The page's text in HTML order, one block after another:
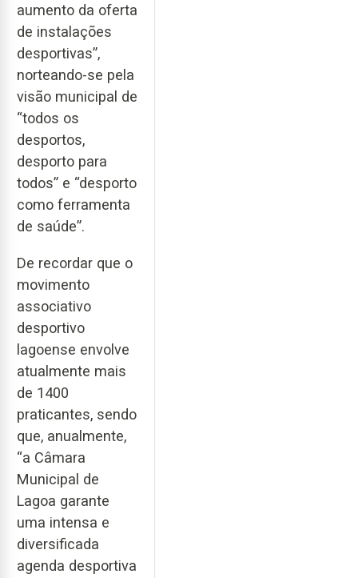
aumento da oferta
de instalações
desportivas”,
norteando-se pela
visão municipal de
“todos os
desportos,
desporto para
todos” e “desporto
como ferramenta
de saúde”.
De recordar que o
movimento
associativo
desportivo
lagoense envolve
atualmente mais
de 1400
praticantes, sendo
que, anualmente,
“a Câmara
Municipal de
Lagoa garante
uma intensa e
diversificada
agenda desportiva